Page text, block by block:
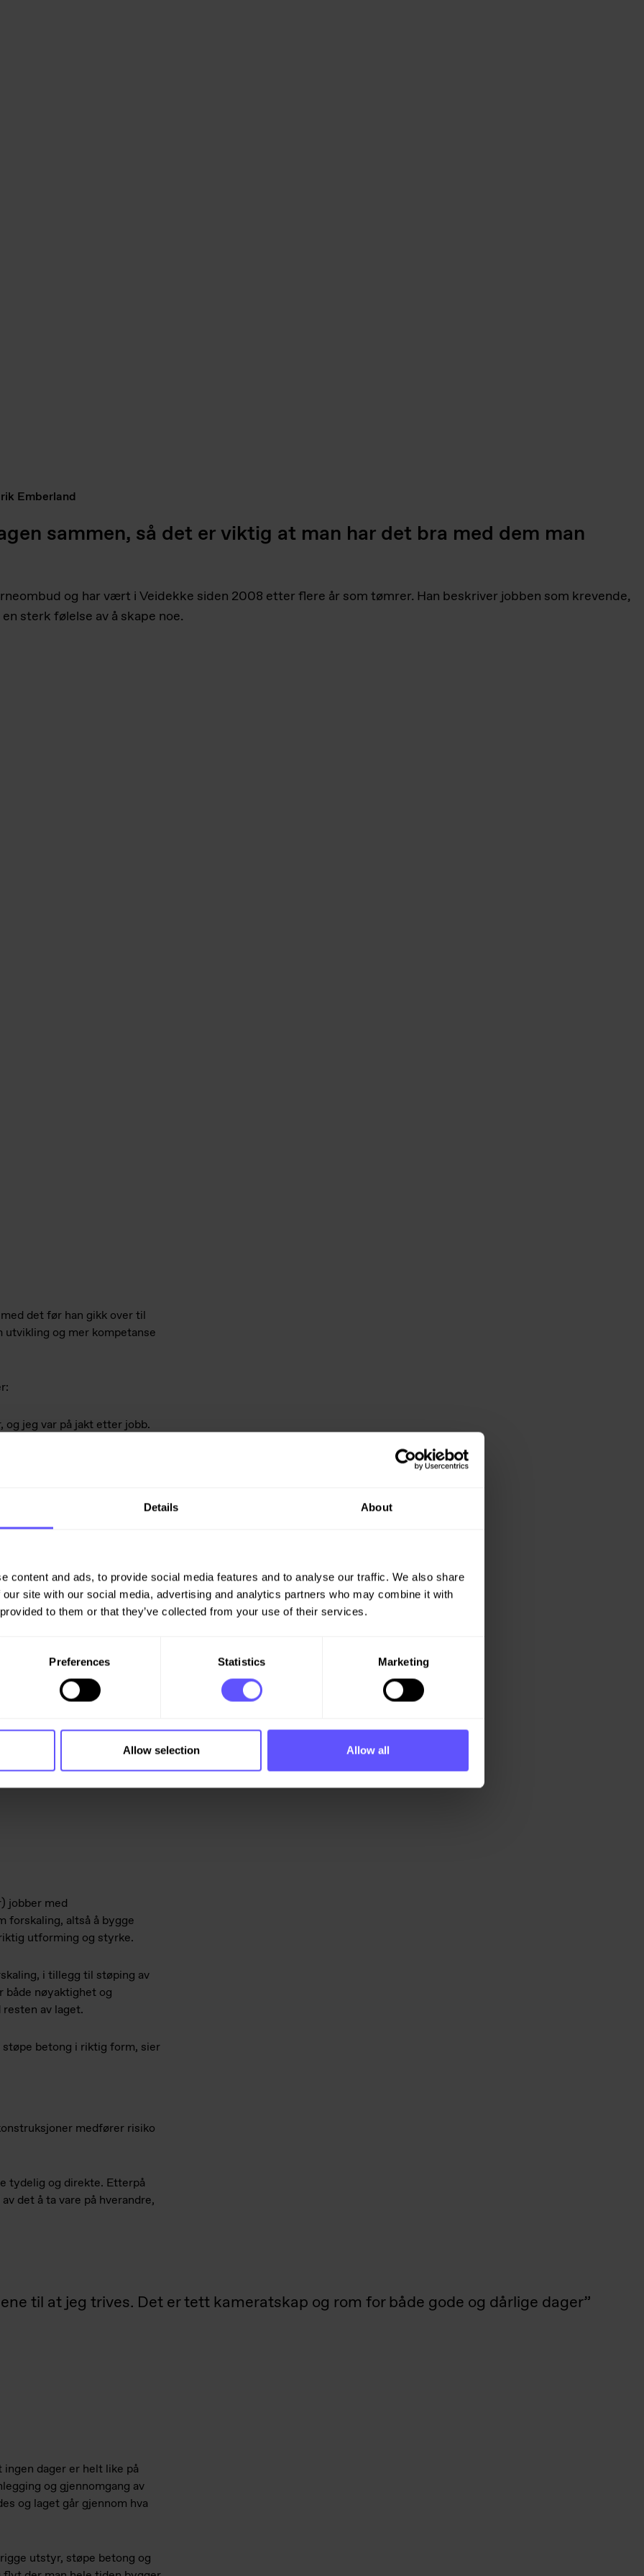
Details About
content and ads, to provide social media features and to analyse our traffic. We also share
site with our social media, advertising and analytics partners who may combine it with
to them or that they’ve collected from your use of their services.
Preferences Statistics Marketing
Allow selection Allow all
Emberland
sammen, så det er viktig at man har det bra med dem man
og har vært i Veidekke siden 2008 etter flere år som tømrer. Han beskriver jobben som krevende,
sterk følelse av å skape noe.
det før han gikk over til
og mer kompetanse
og jeg var på jakt etter jobb.
værende. Grunnen til at jeg
menneskene. Det er mye
og dårlige dager,
ofte bare grus, stein og
det er klart, går vi videre
jobber med
forskaling, altså å bygge
utforming og styrke.
i tillegg til støping av
både nøyaktighet og
av laget.
betong i riktig form, sier
medfører risiko
tydelig og direkte. Etterpå
det å ta vare på hverandre,
til at jeg trives. Det er tett kameratskap og rom for både gode og dårlige dager
dager er helt like på
og gjennomgang av
og laget går gjennom hva
utstyr, støpe betong og